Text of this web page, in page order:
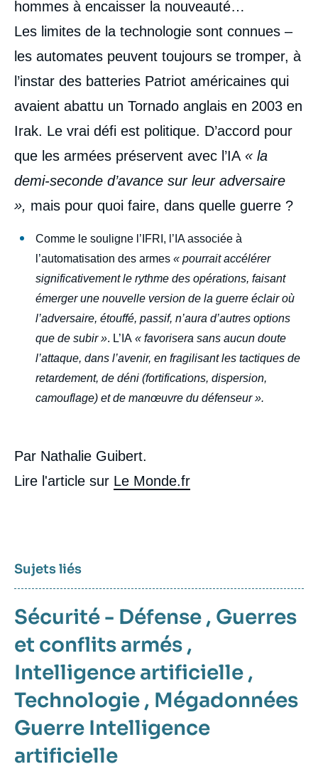
hommes à encaisser la nouveauté…
Les limites de la technologie sont connues –
les automates peuvent toujours se tromper, à
l’instar des batteries Patriot américaines qui
avaient abattu un Tornado anglais en 2003 en
Irak. Le vrai défi est politique. D’accord pour
que les armées préservent avec l’IA « la
demi-seconde d’avance sur leur adversaire
», mais pour quoi faire, dans quelle guerre ?
Comme le souligne l’IFRI, l’IA associée à
l’automatisation des armes « pourrait accélérer
significativement le rythme des opérations, faisant
émerger une nouvelle version de la guerre éclair où
l’adversaire, étouffé, passif, n’aura d’autres options
que de subir ». L’IA « favorisera sans aucun doute
l’attaque, dans l’avenir, en fragilisant les tactiques de
retardement, de déni (fortifications, dispersion,
camouflage) et de manœuvre du défenseur ».
Par Nathalie Guibert.
Lire l'article sur Le Monde.fr
Sujets liés
Sécurité - Défense , Guerres
et conflits armés ,
Intelligence artificielle ,
Technologie , Mégadonnées
Guerre Intelligence
artificielle